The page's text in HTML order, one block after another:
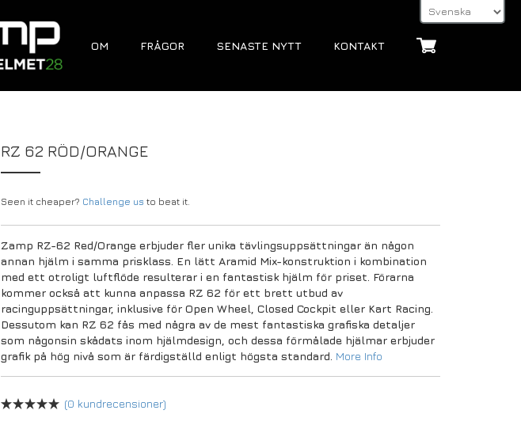
OM FRÅGOR SENASTE NYTT KONTAKT
RZ 62 RÖD/ORANGE
Seen it cheaper? Challenge us to beat it.
Zamp RZ-62 Red/Orange erbjuder fler unika tävlingsuppsättningar än någon
annan hjälm i samma prisklass. En lätt Aramid Mix-konstruktion i kombination
med ett otroligt luftflöde resulterar i en fantastisk hjälm för priset. Förarna
kommer också att kunna anpassa RZ 62 för ett brett utbud av
racinguppsättningar, inklusive för Open Wheel, Closed Cockpit eller Kart Racing.
Dessutom kan RZ 62 fås med några av de mest fantastiska grafiska detaljer
som någonsin skådats inom hjälmdesign, och dessa förmålade hjälmar erbjuder
grafik på hög nivå som är färdigställd enligt högsta standard. More Info
(0 kundrecensioner)